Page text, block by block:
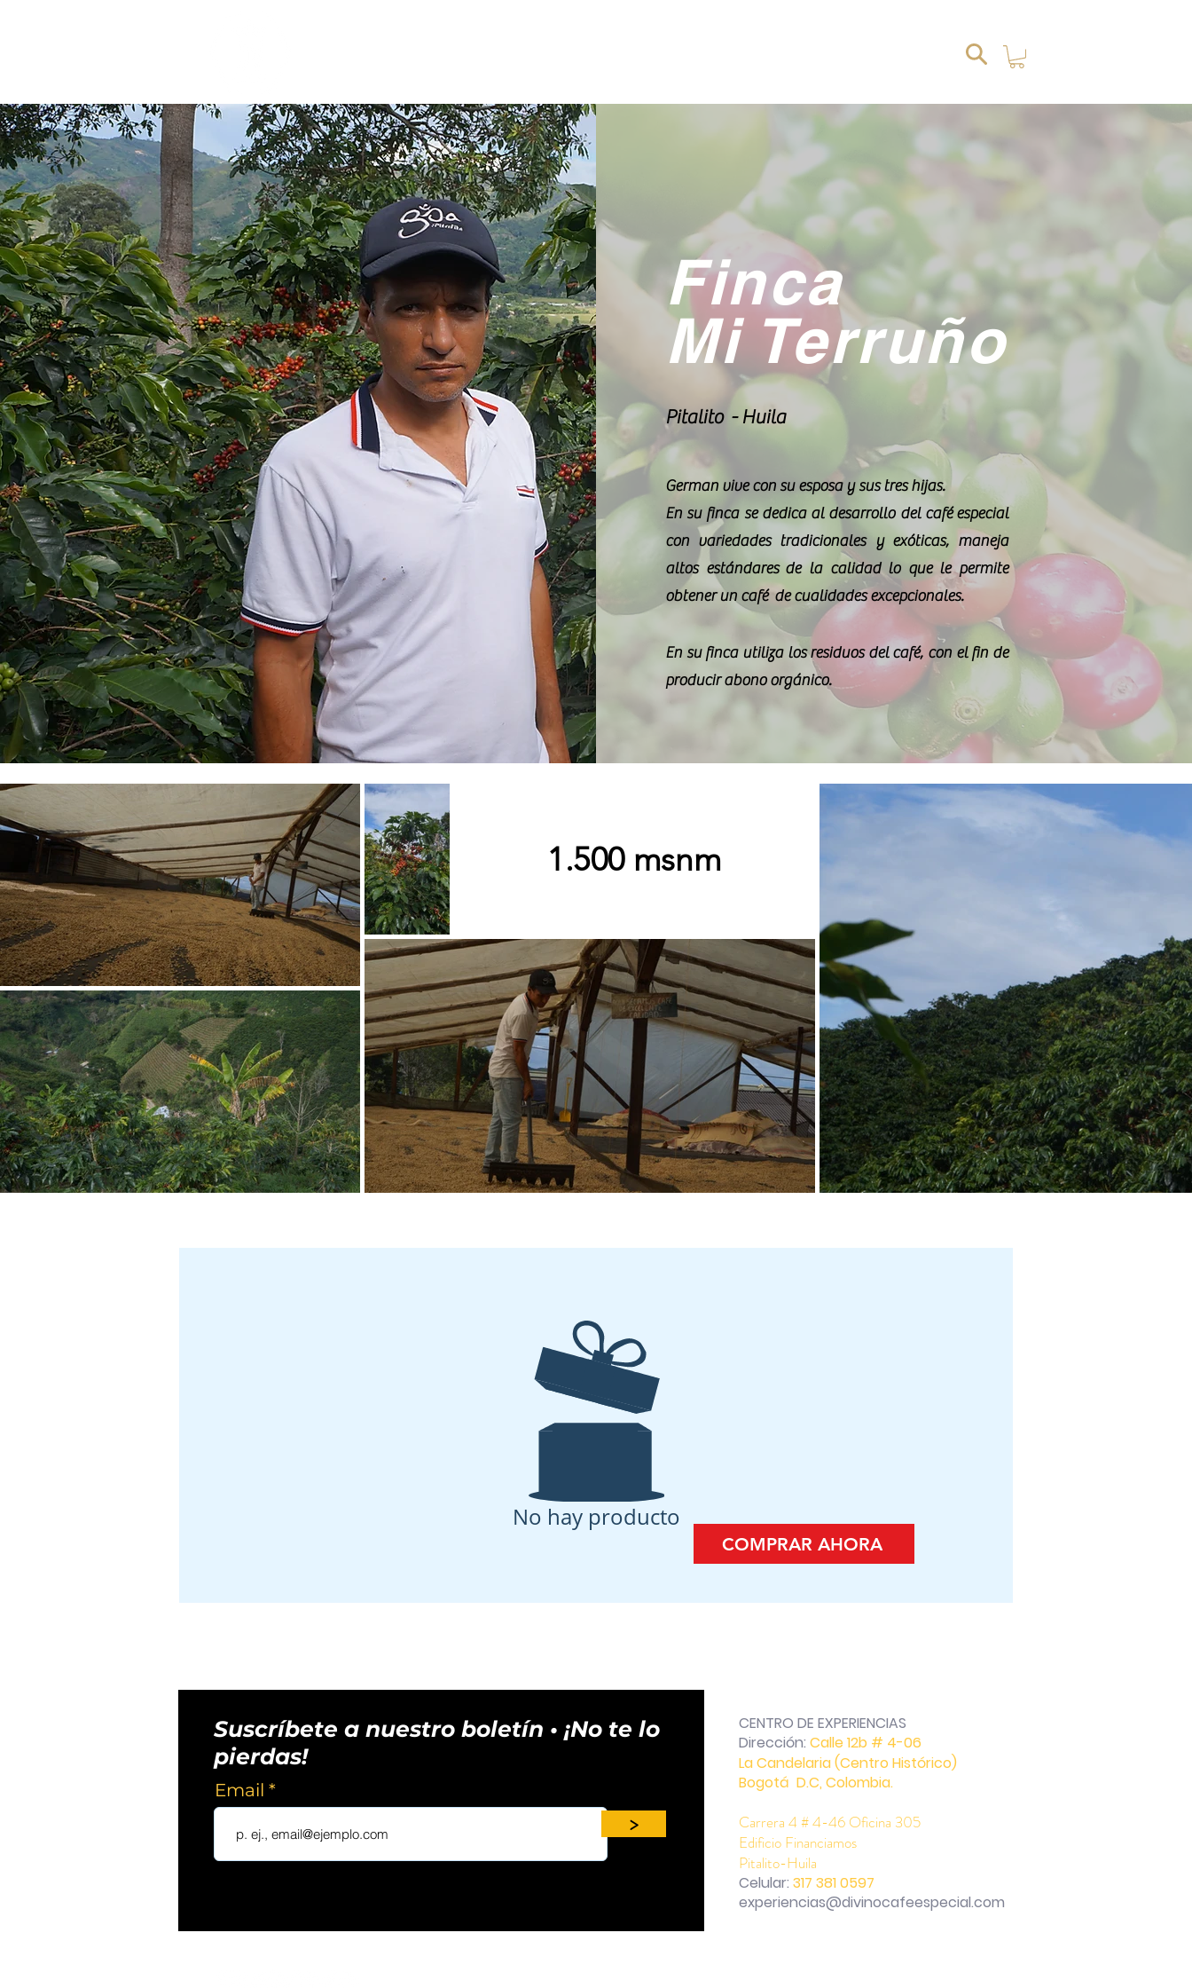
Finca
Mi Terruño
Pitalito - Huila
German vive con su esposa y sus tres hijas.
En su finca se dedica al desarrollo del caféespecial
con variedades tradicionales y exóticas, maneja
altos estándaresde la calidad lo que le permite
obtener un caféde cualidadesexcepcionales.
En su finca utiliza los residuos delcafé, con el fin de
producir abonoorgánico.
1.500 msnm
No hay producto
COMPRAR AHORA
Suscríbete a nuestro boletín • ¡No te lo
pierdas!
Email
>
CENTRO DE EXPERIENCIAS
Dirección: Calle 12b # 4-06
La Candelaria (Centro Histórico)
Bogotá D.C, Colombia.
Carrera 4 # 4-46 Oficina 305
Edificio Financiamos
Pitalito-Huila
Celular: 317 3810597
experiencias@divinocafeespecial.com